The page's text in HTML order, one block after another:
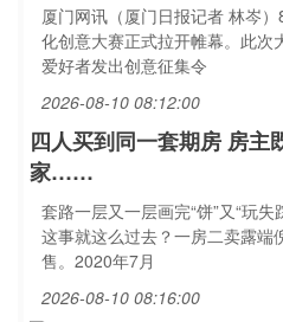
厦门网讯（厦门日报记者 林岑
化创意大赛正式拉开帷幕。此次
爱好者发出创意征集令
2026-08-10 08:12:00
四人买到同一套期房 房主
家……
套路一层又一层画完“饼”又“玩
这事就这么过去？一房二卖露端
售。2020年7月
2026-08-10 08:16:00